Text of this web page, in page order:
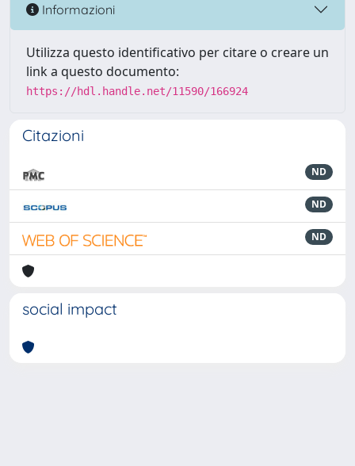
Informazioni
Utilizza questo identificativo per citare o creare un
link a questo documento:
https://hdl.handle.net/11590/166924
Citazioni
ND
ND
ND
social impact